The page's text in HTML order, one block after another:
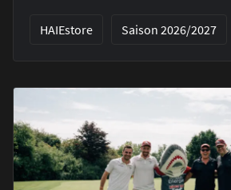
HAIEstore Saison 2026/2027